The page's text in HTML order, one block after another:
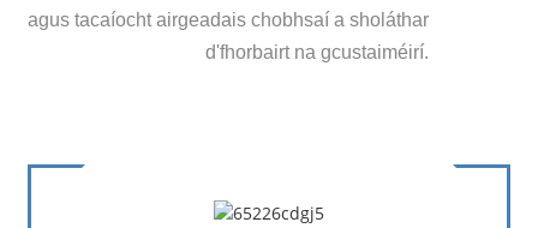
agus tacaíocht airgeadais chobhsaí a sholáthar
d'fhorbairt na gcustaiméirí.